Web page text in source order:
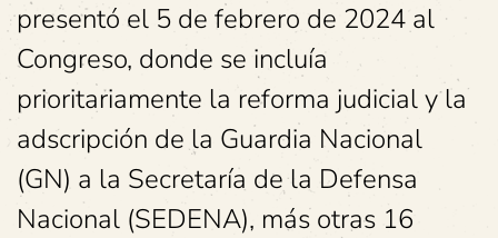
presentó el 5 de febrero de 2024 al
Congreso, donde se incluía
prioritariamente la reforma judicial y la
adscripción de la Guardia Nacional
(GN) a la Secretaría de la Defensa
Nacional (SEDENA), más otras 16